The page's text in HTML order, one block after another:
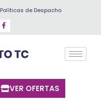
Políticas de Despacho
VER OFERTAS